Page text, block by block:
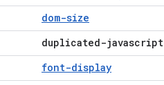
dom-size
duplicated-javascript
font-display